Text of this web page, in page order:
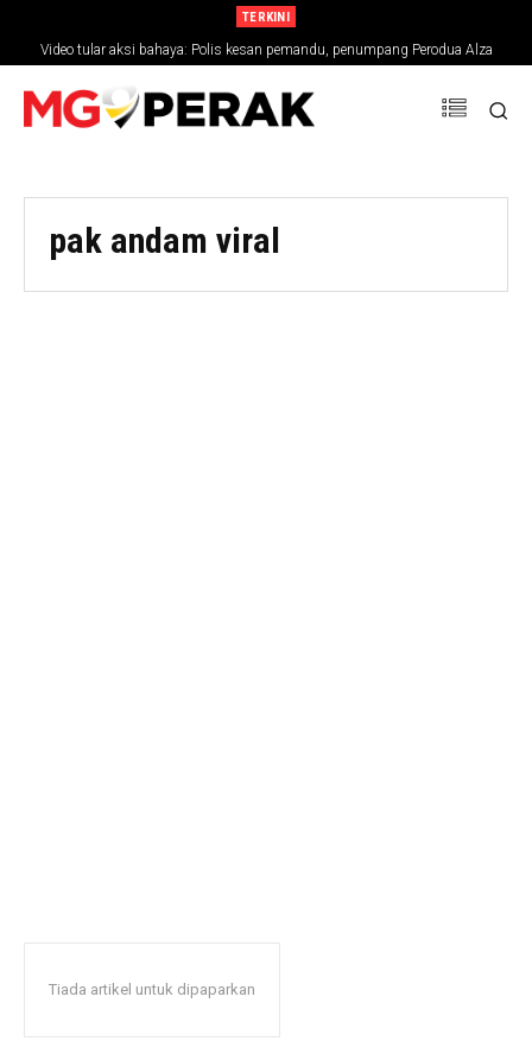
TERKINI
Video tular aksi bahaya: Polis kesan pemandu, penumpang Perodua Alza
pak andam viral
Tiada artikel untuk dipaparkan